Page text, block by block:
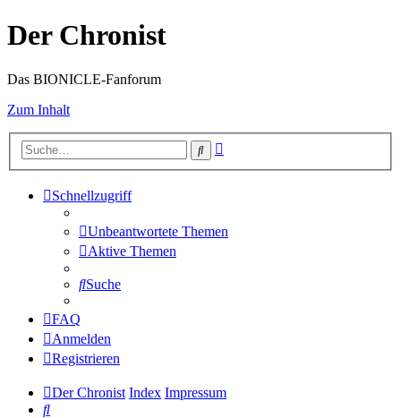
Der Chronist
Das BIONICLE-Fanforum
Zum Inhalt
Suche
Schnellzugriff
Unbeantwortete Themen
Aktive Themen
Suche
FAQ
Anmelden
Registrieren
Der Chronist Index Impressum
Suche